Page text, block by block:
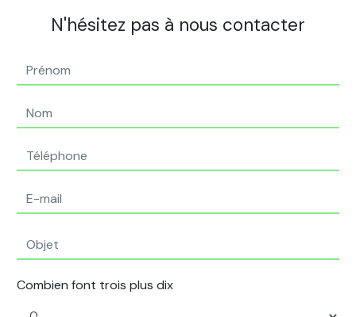
N'hésitez pas à nous contacter
Combien font trois plus dix